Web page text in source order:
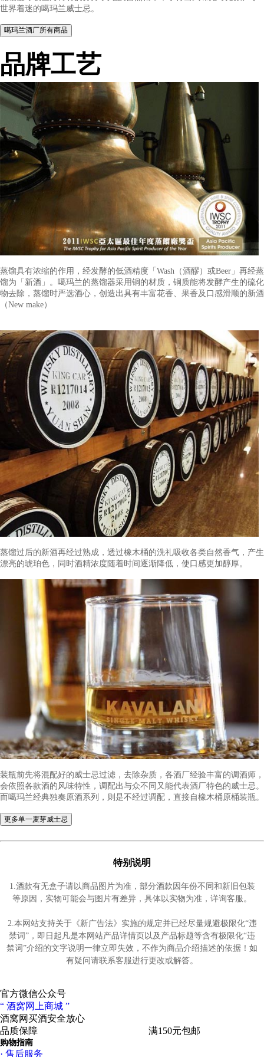
噶玛兰是宜兰的旧称，噶玛兰酒厂诞生于台湾这座美丽之岛，在
的兰阳平原 ，拥百年雪山的纯净水源将甘美柔顺之水、幻化成为
的动人灵魂 迎面太平洋的海风和水气，亚热带气候的交替更迭伴
桶缓慢呼吸山海特有的芬芳 天地的自然精华，孕育出风味无可比
品牌工艺
蒸馏具有浓缩的作用，经发酵的低酒精度「Wash（酒醪）或Beer
馏为「新酒」。噶玛兰的蒸馏器采用铜的材质，铜质能将发酵产
物去除，蒸馏时严选酒心，创造出具有丰富花香、果香及口感滑
蒸馏过后的新酒再经过熟成，透过橡木桶的洗礼吸收各类自然香
特别说明
1.酒款有无盒子请以商品图片为准，部分酒款因年份不同和新旧包装
等原因，实物可能会与图片有差异，具体以实物为准，详询客服。
2.本网站支持关于《新广告法》实施的规定并已经尽量规避极限化“违
禁词”，即日起凡是本网站产品详情页以及产品标题等含有极限化“违
禁词”介绍的文字说明一律立即失效，不作为商品介绍描述的依据！如
有疑问请联系客服进行更改或解答。
官方微信公众号
“ 酒窝网上商城 ”
酒窝网买酒安全放心
品质保障
满150元包邮
购物指南
· 售后服务